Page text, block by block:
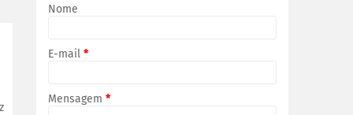
Nome
E-mail *
Mensagem *